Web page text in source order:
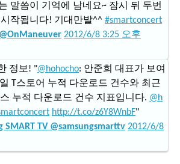
말씀이 기억에 남네요~ 잠시 뒤 두번
작됩니다! 기대만발^^ #smartconcert
2012/6/8 3:25 오후
정보! "@hohocho: 안준희 대표가 보여
T스토어 누적 다운로드 건수와 최근
누적 다운로드 건수 지표입니다. @h
http://t.co/z6Y8WnbF"
SMART TV @samsungsmarttv 2012/6/8